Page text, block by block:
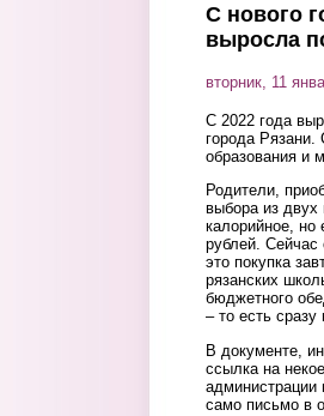
С нового
выросла
вторник, 11
С 2022 года
города Рязани.
образования и
Родители,
выбора из
калорийное, но
рублей. Сейчас
это покупка
рязанских
бюджетного
– то есть
В документе,
ссылка на
администрации
само письмо в